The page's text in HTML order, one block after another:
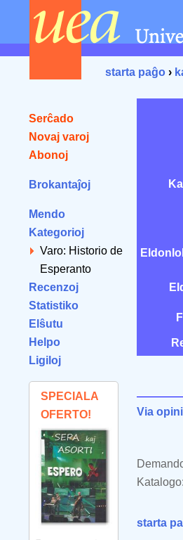
starta paĝo ›
Serĉado
Novaj varoj
Abonoj
Brokantaĵoj
Mendo
Kategorioj
Varo: Historio de
Esperanto
Recenzoj
Statistiko
Elŝutu
Helpo
Ligiloj
SPECIALA
OFERTO!
Via
Katalogo:
starta